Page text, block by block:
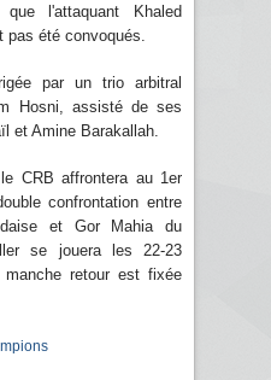
l'attaquant Khaled
été convoqués.
par un trio arbitral
Hosni, assisté de ses
et Amine Barakallah.
CRB affrontera au 1er
confrontation entre
et Gor Mahia du
se jouera les 22-23
retour est fixée